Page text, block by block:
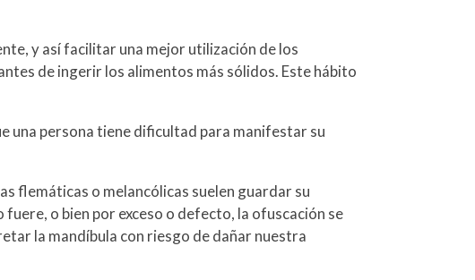
y así facilitar una mejor utilización de los
de ingerir los alimentos más sólidos. Este hábito
una persona tiene dificultad para manifestar su
flemáticas o melancólicas suelen guardar su
o bien por exceso o defecto, la ofuscación se
la mandíbula con riesgo de dañar nuestra